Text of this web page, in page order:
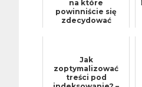
na które
powinniście się
zdecydować
Jak
zoptymalizować
treści pod